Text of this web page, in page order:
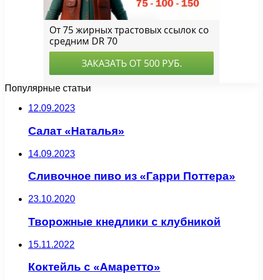
Популярные статьи
12.09.2023
Салат «Наталья»
14.09.2023
Сливочное пиво из «Гарри Поттера»
23.10.2020
Творожные кнедлики с клубникой
15.11.2022
Коктейль с «Амаретто»